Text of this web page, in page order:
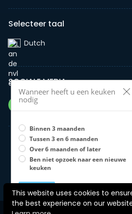
This website uses cookies to
the best experience on our
Selecteer taal
Dutch‎
SOCIALE MEDIA
Zoeken Nieuwe
Bedrijven
Wanneer heeft u een keuken
nodig
Binnen 3 maanden
Tussen 3 en 6 maanden
Over 6 maanden of later
Ben niet opzoek naar een nieuwe
keuken
Opslaan U moet een optie selecteren
Stel zelf je keuken samen